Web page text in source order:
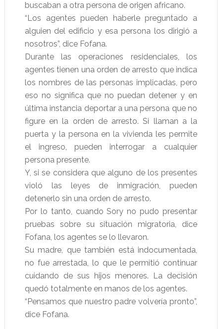
buscaban a otra persona de origen africano.
“Los agentes pueden haberle preguntado a
alguien del edificio y esa persona los dirigió a
nosotros”, dice Fofana.
Durante las operaciones residenciales, los
agentes tienen una orden de arresto que indica
los nombres de las personas implicadas, pero
eso no significa que no puedan detener y en
última instancia deportar a una persona que no
figure en la orden de arresto. Si llaman a la
puerta y la persona en la vivienda les permite
el ingreso, pueden interrogar a cualquier
persona presente.
Y, si se considera que alguno de los presentes
violó las leyes de inmigración, pueden
detenerlo sin una orden de arresto.
Por lo tanto, cuando Sory no pudo presentar
pruebas sobre su situación migratoria, dice
Fofana, los agentes se lo llevaron.
Su madre, que también está indocumentada,
no fue arrestada, lo que le permitió continuar
cuidando de sus hijos menores. La decisión
quedó totalmente en manos de los agentes.
“Pensamos que nuestro padre volvería pronto”,
dice Fofana.